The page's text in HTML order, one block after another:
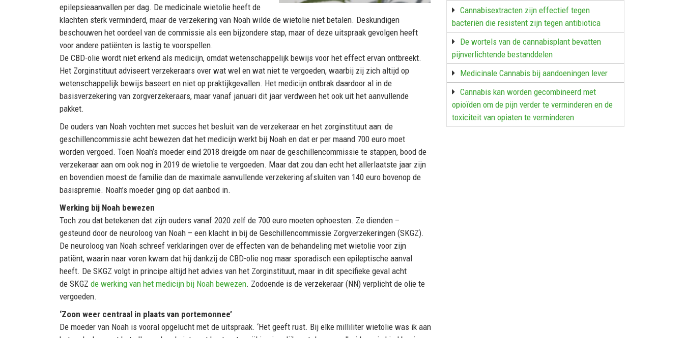
epilepsieaanvallen per dag. De medicinale wietolie heeft de
klachten sterk verminderd, maar de verzekering van Noah wilde de wietolie niet betalen. Deskundigen
beschouwen het oordeel van de commissie als een bijzondere stap, maar of deze uitspraak gevolgen heeft
voor andere patiënten is lastig te voorspellen.
De CBD-olie wordt niet erkend als medicijn, omdat wetenschappelijk bewijs voor het effect ervan ontbreekt.
Het Zorginstituut adviseert verzekeraars over wat wel en wat niet te vergoeden, waarbij zij zich altijd op
wetenschappelijk bewijs baseert en niet op praktijkgevallen. Het medicijn ontbrak daardoor al in de
basisverzekering van zorgverzekeraars, maar vanaf januari dit jaar verdween het ook uit het aanvullende
pakket.
De ouders van Noah vochten met succes het besluit van de verzekeraar en het zorginstituut aan: de
geschillencommissie acht bewezen dat het medicijn werkt bij Noah en dat er per maand 700 euro moet
worden vergoed. Toen Noah’s moeder eind 2018 dreigde om naar de geschillencommissie te stappen, bood de
verzekeraar aan om ook nog in 2019 de wietolie te vergoeden. Maar dat zou dan echt het allerlaatste jaar zijn
en bovendien moest de familie dan de maximale aanvullende verzekering afsluiten van 140 euro bovenop de
basispremie. Noah’s moeder ging op dat aanbod in.
Werking bij Noah bewezen
Toch zou dat betekenen dat zijn ouders vanaf 2020 zelf de 700 euro moeten ophoesten. Ze dienden –
gesteund door de neuroloog van Noah – een klacht in bij de Geschillencommissie Zorgverzekeringen (SKGZ).
De neuroloog van Noah schreef verklaringen over de effecten van de behandeling met wietolie voor zijn
patiënt, waarin naar voren kwam dat hij dankzij de CBD-olie nog maar sporadisch een epileptische aanval
heeft. De SKGZ volgt in principe altijd het advies van het Zorginstituut, maar in dit specifieke geval acht
de SKGZ de werking van het medicijn bij Noah bewezen. Zodoende is de verzekeraar (NN) verplicht de olie te
vergoeden.
‘Zoon weer centraal in plaats van portemonnee’
De moeder van Noah is vooral opgelucht met de uitspraak. ‘Het geeft rust. Bij elke milliliter wietolie was ik aan
Cannabisextracten zijn effectief tegen
bacteriën die resistent zijn tegen antibiotica
De wortels van de cannabisplant bevatten
pijnverlichtende bestanddelen
Medicinale Cannabis bij aandoeningen lever
Cannabis kan worden gecombineerd met
opioïden om de pijn verder te verminderen en de
toxiciteit van opiaten te verminderen